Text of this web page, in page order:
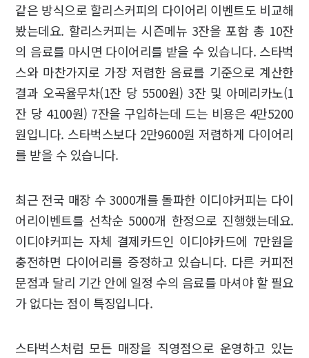
같은 방식으로 할리스커피의 다이어리 이벤트도 비교해
봤는데요. 할리스커피는 시즌메뉴 3잔을 포함 총 10잔
의 음료를 마시면 다이어리를 받을 수 있습니다. 스타벅
스와 마찬가지로 가장 저렴한 음료를 기준으로 계산한
결과 오곡율무차(1잔 당 5500원) 3잔 및 아메리카노(1
잔 당 4100원) 7잔을 구입하는데 드는 비용은 4만5200
원입니다. 스타벅스보다 2만9600원 저렴하게 다이어리
를 받을 수 있습니다.
최근 전국 매장 수 3000개를 돌파한 이디야커피는 다이
어리이벤트를 선착순 5000개 한정으로 진행했는데요.
이디야커피는 자체 결제카드인 이디야카드에 7만원을
충전하면 다이어리를 증정하고 있습니다. 다른 커피전
문점과 달리 기간 안에 일정 수의 음료를 마셔야 할 필요
가 없다는 점이 특징입니다.
스타벅스처럼 모든 매장을 직영점으로 운영하고 있는